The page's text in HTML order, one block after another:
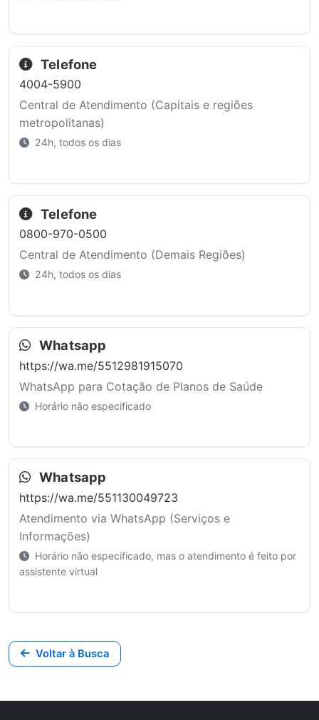
Telefone
4004-5900
Central de Atendimento (Capitais e regiões
metropolitanas)
24h, todos os dias
Telefone
0800-970-0500
Central de Atendimento (Demais Regiões)
24h, todos os dias
Whatsapp
https://wa.me/5512981915070
WhatsApp para Cotação de Planos de Saúde
Horário não especificado
Whatsapp
https://wa.me/551130049723
Atendimento via WhatsApp (Serviços e
Informações)
Horário não especificado, mas o atendimento é feito por
assistente virtual
Voltar à Busca